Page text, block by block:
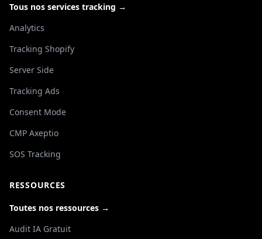
Tous nos services tracking →
Analytics
Tracking Shopify
Server Side
Tracking Ads
Consent Mode
CMP Axeptio
SOS Tracking
RESSOURCES
Toutes nos ressources →
Audit IA Gratuit